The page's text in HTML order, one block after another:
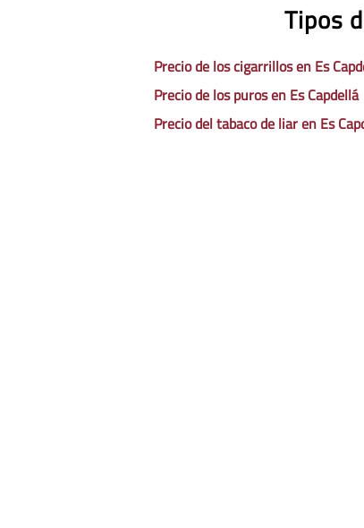
Tipos
Precio de los cigarrillos en Es
Precio de los puros en Es Capdellá
Precio del tabaco de liar en Es